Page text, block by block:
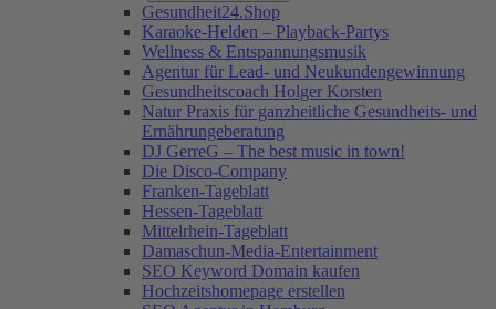
Gesundheit24.Shop
Karaoke-Helden – Playback-Partys
Wellness & Entspannungsmusik
Agentur für Lead- und Neukundengewinnung
Gesundheitscoach Holger Korsten
Natur Praxis für ganzheitliche Gesundheits- und
Ernährungeberatung
DJ GerreG – The best music in town!
Die Disco-Company
Franken-Tageblatt
Hessen-Tageblatt
Mittelrhein-Tageblatt
Damaschun-Media-Entertainment
SEO Keyword Domain kaufen
Hochzeitshomepage erstellen